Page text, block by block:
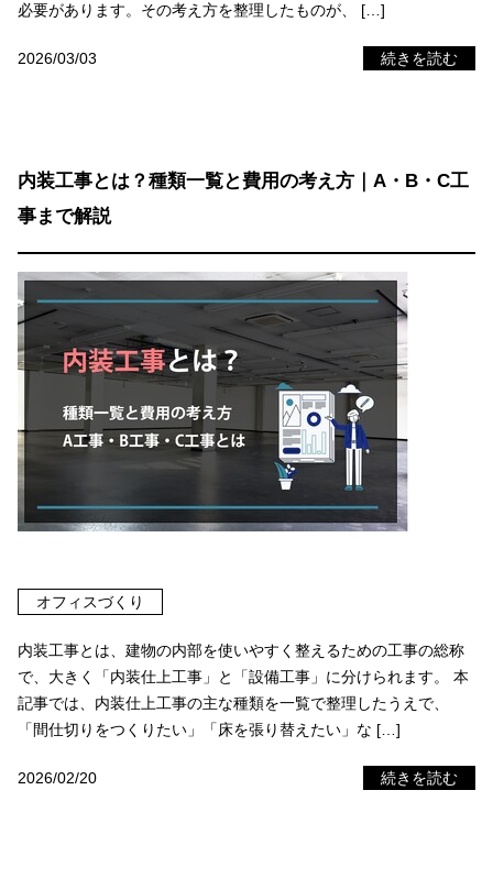
必要があります。その考え方を整理したものが、 […]
2026/03/03 続きを読む
内装工事とは？種類一覧と費用の考え方｜A・B・C工
事まで解説
オフィスづくり
内装工事とは、建物の内部を使いやすく整えるための工事の総称
で、大きく「内装仕上工事」と「設備工事」に分けられます。 本
記事では、内装仕上工事の主な種類を一覧で整理したうえで、
「間仕切りをつくりたい」「床を張り替えたい」な […]
2026/02/20 続きを読む